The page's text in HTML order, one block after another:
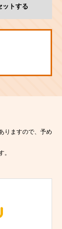
ットする
りますので、予め
。